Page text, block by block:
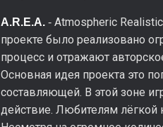
A.R.E.A. - Atmospheric
проекте было реализовано
процесс и отражают
Основная идея проекта это
составляющей. В этой зоне
действие. Любителям